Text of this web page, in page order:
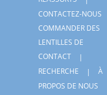
CONTACTEZ-NOUS
COMMANDER DES
LENTILLES DE
CONTACT
RECHERCHE
À
PROPOS DE NOUS